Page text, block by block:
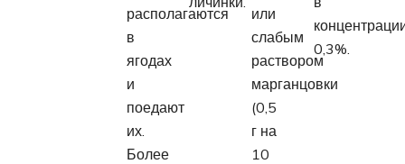
располагаются
в
ягодах
и
поедают
их.
Более
или
слабым
раствором
марганцовки
(0,5
г на
10
0,3%.